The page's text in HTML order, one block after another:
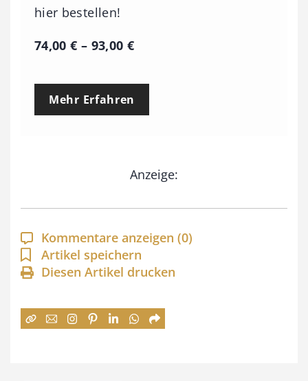
hier bestellen!
74,00€ – 93,00 €P
e
p
n
e
7
4
Mehr Erfahren
Anzeige:
Kommentare anzeigen (0)
Artikel speichern
Diesen Artikel drucken